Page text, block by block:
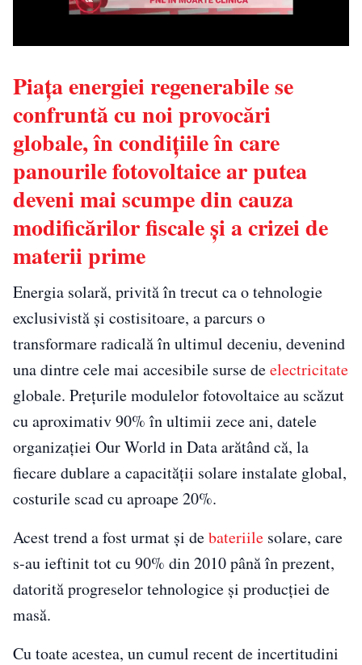
Piața energiei regenerabile se
confruntă cu noi provocări
globale, în condițiile în care
panourile fotovoltaice ar putea
deveni mai scumpe din cauza
modificărilor fiscale și a crizei de
materii prime
Energia solară, privită în trecut ca o tehnologie
exclusivistă și costisitoare, a parcurs o
transformare radicală în ultimul deceniu, devenind
una dintre cele mai accesibile surse deelectricitate
globale. Prețurile modulelor fotovoltaice au scăzut
cu aproximativ 90% în ultimii zece ani, datele
organizației Our World in Data arătând că, la
fiecare dublare a capacității solare instalate global,
costurile scad cu aproape 20%.
Acest trend a fost urmat și debateriile solare, care
s-au ieftinit tot cu 90% din 2010 până în prezent,
datorită progreselor tehnologice și producției de
masă.
Cu toate acestea, un cumul recent de incertitudini